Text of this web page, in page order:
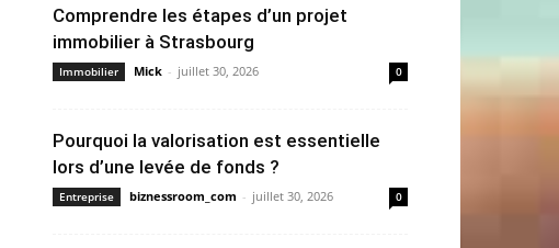
Comprendre les étapes d’un projet
immobilier à Strasbourg
Immobilier Mick - juillet 30, 2026 0
Pourquoi la valorisation est essentielle
lors d’une levée de fonds ?
Entreprise biznessroom_com - juillet 30, 2026 0